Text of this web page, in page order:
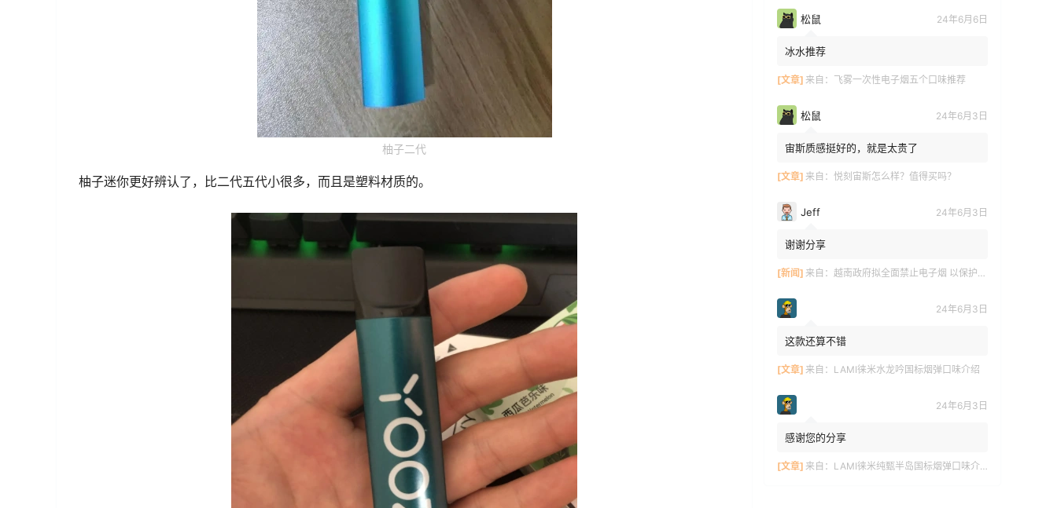
柚子二代
柚子迷你更好辨认了，比二代五代小很多，而且是塑料材质的。
松鼠 24年6月6日
冰水推荐
[文章] 来自： 飞雾一次性电子烟五个口味推荐
松鼠 24年6月3日
宙斯质感挺好的，就是太贵了
[文章] 来自： 悦刻宙斯怎么样？值得买吗？
Jeff 24年6月3日
谢谢分享
[新闻] 来自： 越南政府拟全面禁止电子烟 以保护青少年健康
24年6月3日
这款还算不错
[文章] 来自： LAMI徕米水龙吟国标烟弹口味介绍
24年6月3日
感谢您的分享
[文章] 来自： LAMI徕米纯甄半岛国标烟弹口味介绍